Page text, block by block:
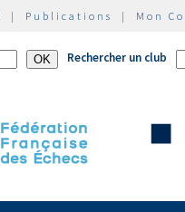
| Publications | Mon
Rechercher un club